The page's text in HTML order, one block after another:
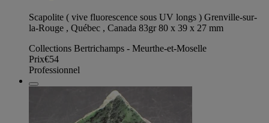
Scapolite ( vive fluorescence sous UV longs ) Grenville-sur-
la-Rouge , Québec , Canada 83gr 80 x 39 x 27 mm
Collections Bertrichamps - Meurthe-et-Moselle
Prix€54
Professionnel